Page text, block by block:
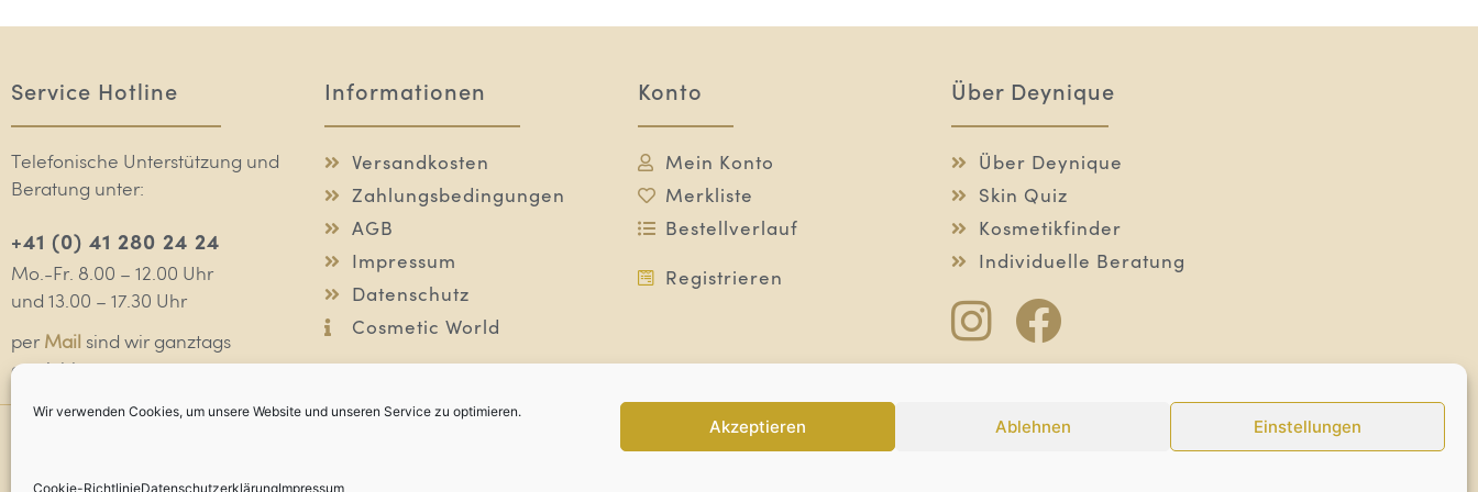
Wir verwenden Cookies, um unsere Website und unseren Service zu optimieren.
Akzeptieren Ablehnen Einstellungen
Cookie-RichtlinieDatenschutzerklärungImpressum
Service Hotline
Telefonische Unterstützung und
Beratung unter:
+41 (0) 41 280 24 24
Mo.-Fr. 8.00 – 12.00 Uhr
und 13.00 – 17.30 Uhr
per Mail sind wir ganztags
erreichbar
Informationen
Versandkosten
Zahlungsbedingungen
AGB
Impressum
Datenschutz
Cosmetic World
Konto
Mein Konto
Merkliste
Bestellverlauf
Registrieren
Über Deynique
Über Deynique
Skin Quiz
Kosmetikfinder
Individuelle Beratung
Nahrungsergänzung Specials